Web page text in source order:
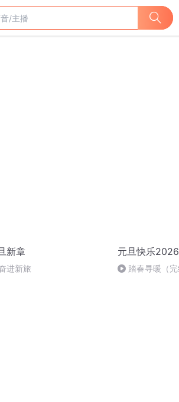
新章
进新旅
元旦快乐2026
踏春寻暖（完